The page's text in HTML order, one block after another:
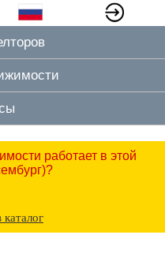
работает в этой
каталог